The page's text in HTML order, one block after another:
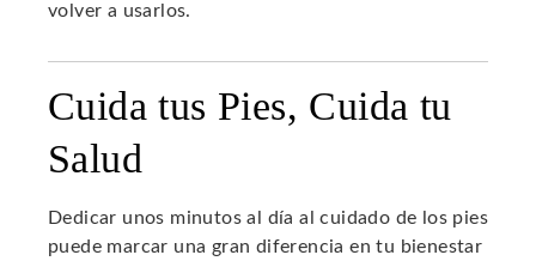
volver a usarlos.
Cuida tus Pies, Cuida tu
Salud
Dedicar unos minutos al día al cuidado de los pies
puede marcar una gran diferencia en tu bienestar